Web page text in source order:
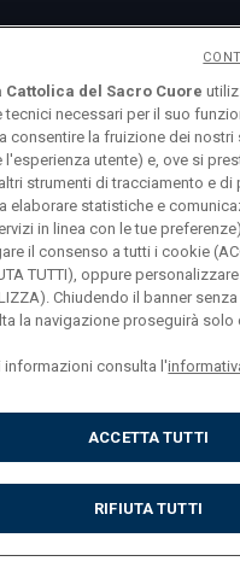
Cattolica del Sacro
20123 Milano PI
Cattolica del Sacro Cuore
tecnici necessari per il suo
consentire la fruizione dei nostri
l'esperienza utente) e, ove si
strumenti di tracciamento e di
elaborare statistiche e
in linea con le tue
il consenso a tutti i cookie
TUTTI), oppure
Chiudendo il banner
la navigazione proseguirà solo
informazioni consulta l'
ACCETTA TUTTI
RIFIUTA TUTTI